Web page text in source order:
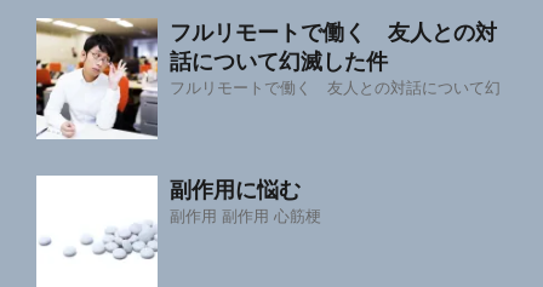
フルリモートで働く 友人との対
話について幻滅した件
フルリモートで働く 友人との対話について幻
副作用に悩む
副作用 副作用 心筋梗